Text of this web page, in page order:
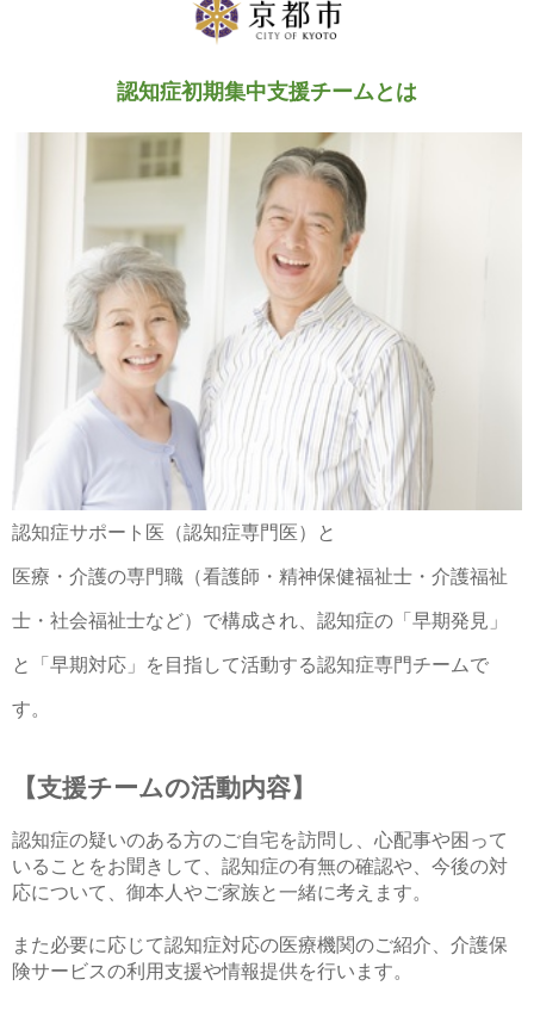
認知症初期集中支援チームとは
認知症サポート医（認知症専門医）と
医療・介護の専門職（看護師・精神保健福祉士・介護福祉
士・社会福祉士など）で構成され、認知症の「早期発見」
と「早期対応」を目指して活動する認知症専門チームで
す。
【支援チームの活動内容】
認知症の疑いのある方のご自宅を訪問し、心配事や困って
いることをお聞きして、 認知症の有無の確認や、今後の対
応について、御本人やご家族と一緒に考えます。
また必要に応じて認知症対応の医療機関のご紹介、介護保
険サービスの利用支援や情報提供を行います。